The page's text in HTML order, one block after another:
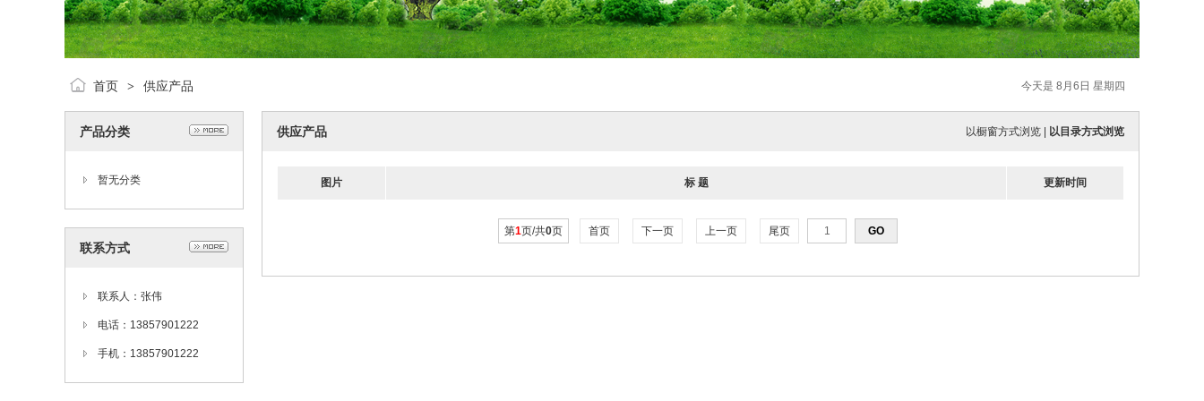
今天是 8月6日 星期四
首页 > 供应产品
产品分类
暂无分类
联系方式
联系人：张伟
电话：13857901222
手机：13857901222
以橱窗方式浏览 以目录方式浏览
供应产品
图片 标 题 更新时间
第1页/共0页 首页 下一页 上一页 尾页